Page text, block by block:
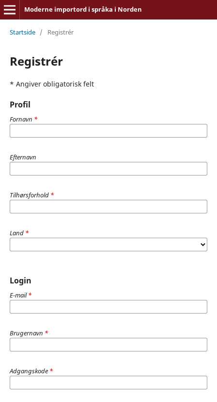
Moderne importord i språka i Norden
Startside / Registrér
Registrér
* Angiver obligatorisk felt
Profil
Fornavn *
Efternavn
Tilhørsforhold *
Land *
Login
E-mail*
Brugernavn *
Adgangskode *